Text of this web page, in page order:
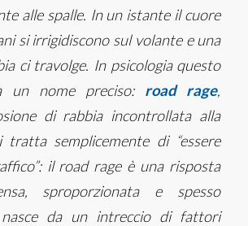
alle spalle. In un istante il cuore
si irrigidiscono sul volante e una
ci travolge. In psicologia questo
un nome preciso: road rage,
di rabbia incontrollata alla
tratta semplicemente di “essere
il road rage è una risposta
sproporzionata e spesso
da un intreccio di fattori